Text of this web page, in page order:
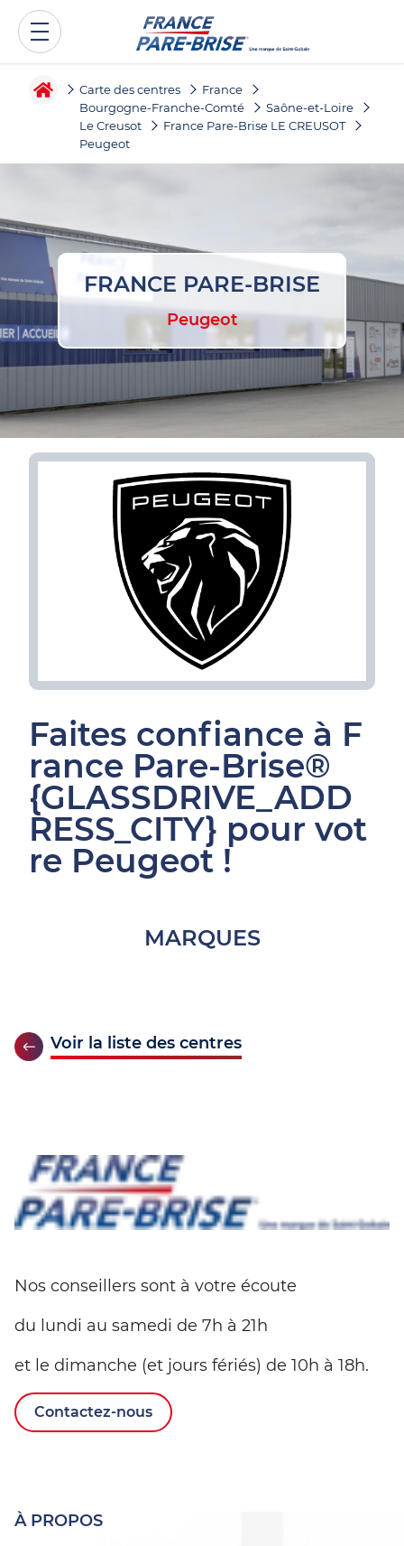
Carte des centres
France
Bourgogne-Franche-Comté
Saône-et-Loire
Le Creusot
France Pare-Brise LE CREUSOT
Peugeot
FRANCE PARE-BRISE
Peugeot
Faites confiance à F
rance Pare-Brise®
{GLASSDRIVE_ADD
RESS_CITY} pour vot
re Peugeot !
MARQUES
Voir la liste des centres
Nos conseillers sont à votre écoute
du lundi au samedi de 7h à 21h
et le dimanche (et jours fériés) de 10h à 18h.
Contactez-nous
À PROPOS